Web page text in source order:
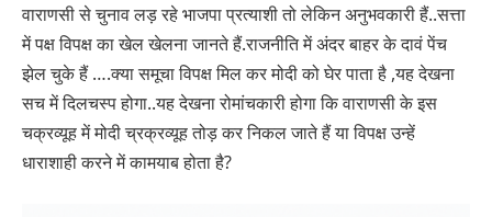
वाराणसी से चुनाव लड़ रहे भाजपा प्रत्याशी तो लेकिन अनुभवकारी हैं..सत्ता
में पक्ष विपक्ष का खेल खेलना जानते हैं.राजनीति में अंदर बाहर के दावं पेंच
झेल चुके हैं ….क्या समूचा विपक्ष मिल कर मोदी को घेर पाता है ,यह देखना
सच में दिलचस्प होगा..यह देखना रोमांचकारी होगा कि वाराणसी के इस
चक्रव्यूह में मोदी च्रक्रव्यूह तोड़ कर निकल जाते हैं या विपक्ष उन्हें
धाराशाही करने में कामयाब होता है?